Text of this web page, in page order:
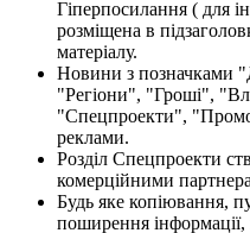
Гіперпосилання ( для
розміщена в
матеріалу.
Новини з позначками
"Регіони", "Гроші",
"Спецпроекти",
реклами.
Розділ Спецпроекти
комерційними
Будь яке копіювання,
поширення